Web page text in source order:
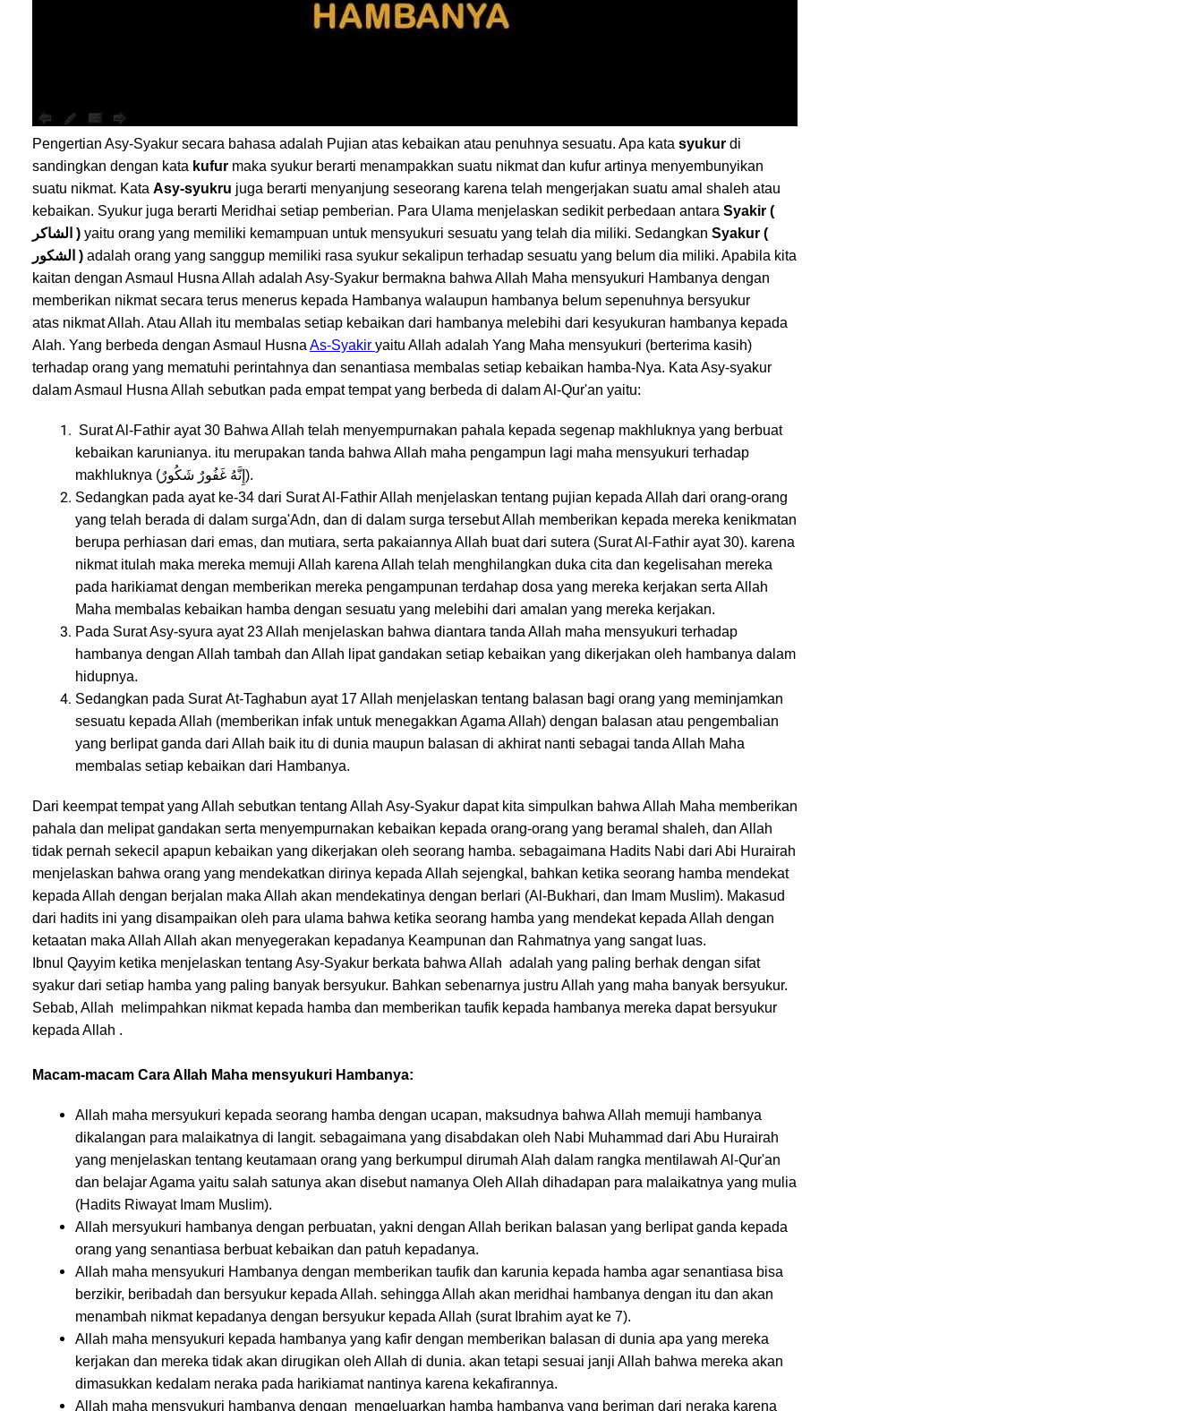
Pengertian Asy-Syakur secara bahasa adalah Pujian atas kebaikan atau penuhnya sesuatu. Apa kata syukur di
sandingkan dengan kata kufur maka syukur berarti menampakkan suatu nikmat dan kufur artinya menyembunyikan
suatu nikmat. Kata Asy-syukru juga berarti menyanjung seseorang karena telah mengerjakan suatu amal shaleh atau
kebaikan. Syukur juga berarti Meridhai setiap pemberian. Para Ulama menjelaskan sedikit perbedaan antara Syakir (
الشاكر ) yaitu orang yang memiliki kemampuan untuk mensyukuri sesuatu yang telah dia miliki. Sedangkan Syakur (
الشكور ) adalah orang yang sanggup memiliki rasa syukur sekalipun terhadap sesuatu yang belum dia miliki. Apabila kita
kaitan dengan Asmaul Husna Allah adalah Asy-Syakur bermakna bahwa Allah Maha mensyukuri Hambanya dengan
memberikan nikmat secara terus menerus kepada Hambanya walaupun hambanya belum sepenuhnya bersyukur
atas nikmat Allah. Atau Allah itu membalas setiap kebaikan dari hambanya melebihi dari kesyukuran hambanya kepada
Alah. Yang berbeda dengan Asmaul Husna As-Syakir yaitu Allah adalah Yang Maha mensyukuri (berterima kasih)
terhadap orang yang mematuhi perintahnya dan senantiasa membalas setiap kebaikan hamba-Nya. Kata Asy-syakur
dalam Asmaul Husna Allah sebutkan pada empat tempat yang berbeda di dalam Al-Qur'an yaitu:
Surat Al-Fathir ayat 30 Bahwa Allah telah menyempurnakan pahala kepada segenap makhluknya yang berbuat
kebaikan karunianya. itu merupakan tanda bahwa Allah maha pengampun lagi maha mensyukuri terhadap
makhluknya (إِنَّهُ غَفُورٌ شَكُورٌ).
Sedangkan pada ayat ke-34 dari Surat Al-Fathir Allah menjelaskan tentang pujian kepada Allah dari orang-orang
yang telah berada di dalam surga'Adn, dan di dalam surga tersebut Allah memberikan kepada mereka kenikmatan
berupa perhiasan dari emas, dan mutiara, serta pakaiannya Allah buat dari sutera (Surat Al-Fathir ayat 30). karena
nikmat itulah maka mereka memuji Allah karena Allah telah menghilangkan duka cita dan kegelisahan mereka
pada harikiamat dengan memberikan mereka pengampunan terdahap dosa yang mereka kerjakan serta Allah
Maha membalas kebaikan hamba dengan sesuatu yang melebihi dari amalan yang mereka kerjakan.
Pada Surat Asy-syura ayat 23 Allah menjelaskan bahwa diantara tanda Allah maha mensyukuri terhadap
hambanya dengan Allah tambah dan Allah lipat gandakan setiap kebaikan yang dikerjakan oleh hambanya dalam
hidupnya.
Sedangkan pada Surat At-Taghabun ayat 17 Allah menjelaskan tentang balasan bagi orang yang meminjamkan
sesuatu kepada Allah (memberikan infak untuk menegakkan Agama Allah) dengan balasan atau pengembalian
yang berlipat ganda dari Allah baik itu di dunia maupun balasan di akhirat nanti sebagai tanda Allah Maha
membalas setiap kebaikan dari Hambanya.
Dari keempat tempat yang Allah sebutkan tentang Allah Asy-Syakur dapat kita simpulkan bahwa Allah Maha memberikan
pahala dan melipat gandakan serta menyempurnakan kebaikan kepada orang-orang yang beramal shaleh, dan Allah
tidak pernah sekecil apapun kebaikan yang dikerjakan oleh seorang hamba. sebagaimana Hadits Nabi dari Abi Hurairah
menjelaskan bahwa orang yang mendekatkan dirinya kepada All ah sejengkal, bahkan ketika seorang hamba mendekat
kepada Allah dengan berjalan maka Allah akan mendekatinya dengan berlari (Al-Bukhari, dan Imam Muslim). Makasud
dari hadits ini yang disampaikan oleh para ulama bahwa ketika seorang hamba yang mendekat kepada Allah dengan
ketaatan maka Allah Allah akan menyegerakan kepadanya Keampunan dan Rahmatnya yang sangat luas.
Ibnul Qayyim ketika menjelaskan tentang Asy-Syakur berkata bahwa Allah adalah yang paling berhak dengan sifat
syakur dari setiap hamba yang paling banyak bersyukur. Bahkan sebenarnya justru Allah yang maha banyak bersyukur.
Sebab, Allah melimpahkan nikmat kepada hamba dan memberikan taufik kepada hambanya mereka dapat bersyukur
kepada Allah .
Macam-macam Cara Allah Maha mensyukuri Hambanya:
Allah maha mersyukuri kepada seorang hamba dengan ucapan, maksudnya bahwa Allah memuji hambanya
dikalangan para malaikatnya di langit. sebagaimana yang disabdakan oleh Nabi Muhammad dari Abu Hurairah
yang menjelaskan tentang keutamaan orang yang berkumpul dirumah Alah dalam rangka mentilawah Al-Qur'an
dan belajar Agama yaitu salah satunya akan disebut namanya Oleh Allah dihadapan para malaikatnya yang mulia
(Hadits Riwayat Imam Muslim).
Allah mersyukuri hambanya dengan perbuatan, yakni dengan Allah berikan balasan yang berlipat ganda kepada
orang yang senantiasa berbuat kebaikan dan patuh kepadanya.
Allah maha mensyukuri Hambanya dengan memberikan taufik dan karunia kepada hamba agar senantiasa bisa
berzikir, beribadah dan bersyukur kepada Allah. sehingga Allah akan meridhai hambanya dengan itu dan akan
menambah nikmat kepadanya dengan bersyukur kepada Allah (surat Ibrahim ayat ke 7).
Allah maha mensyukuri kepada hambanya yang kafir dengan memberikan balasan di dunia apa yang mereka
kerjakan dan mereka tidak akan dirugikan oleh Allah di dunia. akan tetapi sesuai janji Allah bahwa mereka akan
dimasukkan kedalam neraka pada harikiamat nantinya karena kekafirannya.
Allah maha mensyukuri hambanya dengan mengeluarkan hamba hambanya yang beriman dari neraka karena